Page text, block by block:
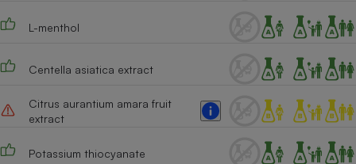
L-menthol
Centella asiatica extract
Citrus aurantium amara fruit
extract
Potassium thiocyanate